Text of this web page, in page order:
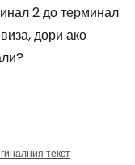
2 до терминал
дори ако
текст